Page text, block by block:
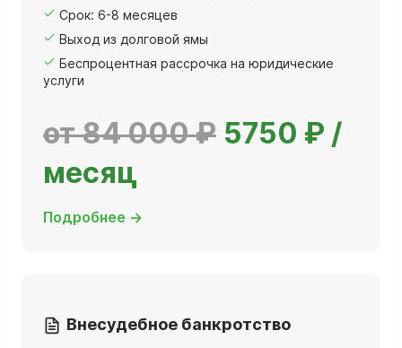
Срок: 6-8 месяцев
Выход из долговой ямы
Беспроцентная рассрочка на юридические
услуги
от 84 000 ₽ 5750 ₽ /
месяц
Подробнее →
Внесудебное банкротство